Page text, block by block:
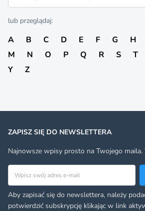
lub przeglądaj:
A B C D E F G H
M
N O P Q R S T
Y
Z
ZAPISZ SIĘ DO NEWSLETTERA
Najnowsze wpisy prosto na Twojego maila.
Adres email
Aby zapisać się do newslettera, należy
potwierdzić subskrypcję klikając w link